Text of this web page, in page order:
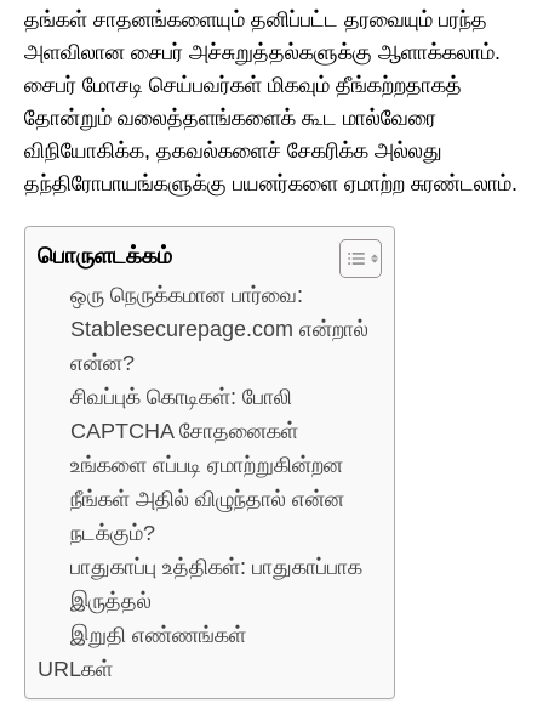
தங்கள் சாதனங்களையும் தனிப்பட்ட தரவையும் பரந்த
அளவிலான சைபர் அச்சுறுத்தல்களுக்கு ஆளாக்கலாம்.
சைபர் மோசடி செய்பவர்கள் மிகவும் தீங்கற்றதாகத்
தோன்றும் வலைத்தளங்களைக் கூட மால்வேரை
விநியோகிக்க, தகவல்களைச் சேகரிக்க அல்லது
தந்திரோபாயங்களுக்கு பயனர்களை ஏமாற்ற சுரண்டலாம்.
பொருளடக்கம்
ஒரு நெருக்கமான பார்வை:
Stablesecurepage.com என்றால்
என்ன?
சிவப்புக் கொடிகள்: போலி
CAPTCHA சோதனைகள்
உங்களை எப்படி ஏமாற்றுகின்றன
நீங்கள் அதில் விழுந்தால் என்ன
நடக்கும்?
பாதுகாப்பு உத்திகள்: பாதுகாப்பாக
இருத்தல்
இறுதி எண்ணங்கள்
URLகள்